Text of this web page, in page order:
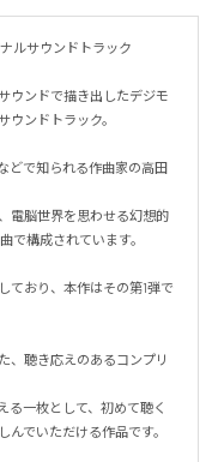
ルサウンドトラック
ウンドで描き出したデジモ
ウンドトラック。
どで知られる作曲家の高田
電脳世界を思わせる幻想的
で構成されています。
ており、本作はその第1弾で
、聴き応えのあるコンプリ
る一枚として、初めて聴く
でいただける作品です。